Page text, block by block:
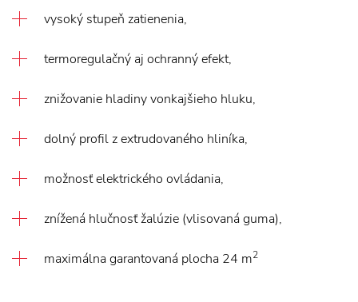
vysoký stupeň zatienenia,
termoregulačný aj ochranný efekt,
znižovanie hladiny vonkajšieho hluku,
dolný profil z extrudovaného hliníka,
možnosť elektrického ovládania,
znížená hlučnosť žalúzie (vlisovaná guma),
maximálna garantovaná plocha 24 m2